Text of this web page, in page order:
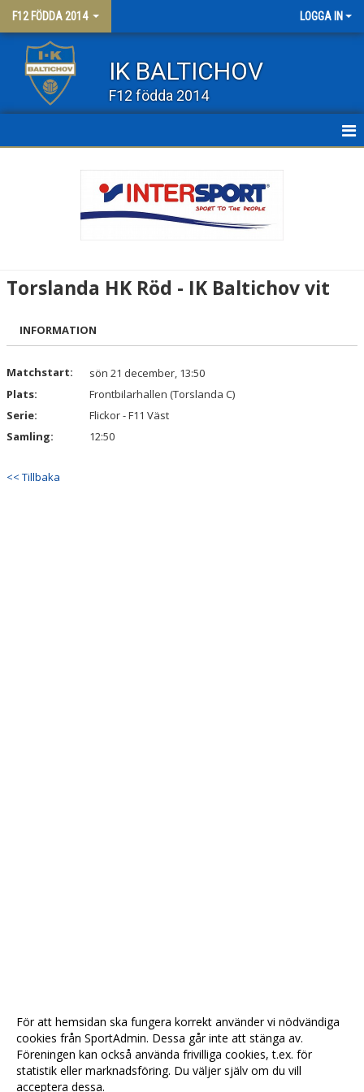
F12 FÖDDA 2014 LOGGA IN
IK BALTICHOV
F12 födda 2014
BILDGALLERI
DOKUMENT
KONTAKT
Torslanda HK Röd - IK Baltichov vit
INFORMATION
Matchstart:
sön 21 december, 13:50
Plats:
Frontbilarhallen (Torslanda C)
Serie:
Flickor - F11 Väst
Samling:
12:50
<< Tillbaka
För att hemsidan ska fungera korrekt använder vi nödvändiga
cookies från SportAdmin. Dessa går inte att stänga av.
Föreningen kan också använda frivilliga cookies, t.ex. för
statistik eller marknadsföring. Du väljer själv om du vill
acceptera dessa.